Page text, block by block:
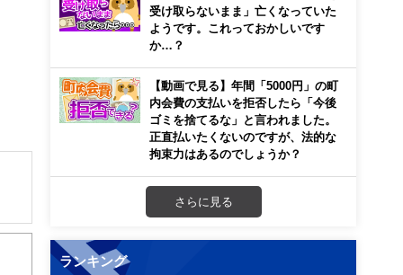
受け取らないまま」亡くなっていた
ようです。これっておかしいです
か…？
【動画で見る】年間「5000円」の町
内会費の支払いを拒否したら「今後
ゴミを捨てるな」と言われました。
正直払いたくないのですが、法的な
拘束力はあるのでしょうか？
さらに見る
ランキング